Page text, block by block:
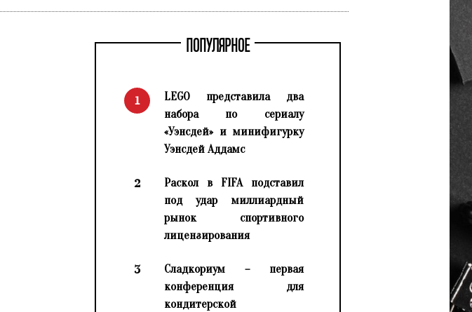
ПОПУЛЯРНОЕ
1
LEGO представила два
набора по сериалу
«Уэнсдей» и минифигурку
Уэнсдей Аддамс
2
Раскол в FIFA подставил
под удар миллиардный
рынок спортивного
лицензирования
3
Сладкориум – первая
конференция для
кондитерской